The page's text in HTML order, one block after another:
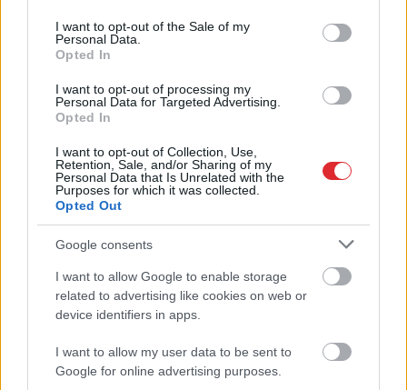
consent section.
I want to opt-out of the Sale of my
Personal Data.
Opted In
I want to opt-out of processing my
Personal Data for Targeted Advertising.
Opted In
I want to opt-out of Collection, Use,
Retention, Sale, and/or Sharing of my
Personal Data that Is Unrelated with the
Purposes for which it was collected.
Opted Out
Google consents
I want to allow Google to enable storage
related to advertising like cookies on web or
device identifiers in apps.
I want to allow my user data to be sent to
Google for online advertising purposes.
Mūžu dzīvo, mūžu mācies!
Magone atklāj neparastu
veidu, kā salasīt meža
Atcelt Ziņot